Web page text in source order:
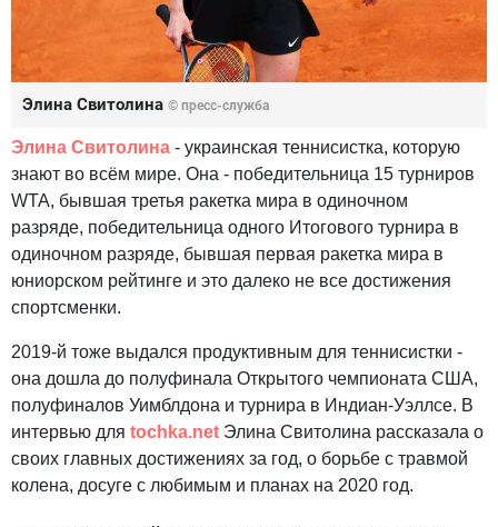
Элина Свитолина © пресс-служба
Элина Свитолина - украинская теннисистка, которую
знают во всём мире. Она - победительница 15 турниров
WTA, бывшая третья ракетка мира в одиночном
разряде, победительница одного Итогового турнира в
одиночном разряде, бывшая первая ракетка мира в
юниорском рейтинге и это далеко не все достижения
спортсменки.
2019-й тоже выдался продуктивным для теннисистки -
она дошла до полуфинала Открытого чемпионата США,
полуфиналов Уимблдона и турнира в Индиан-Уэллсе. В
интервью для tochka.net Элина Свитолина рассказала о
своих главных достижениях за год, о борьбе с травмой
колена, досуге с любимым и планах на 2020 год.